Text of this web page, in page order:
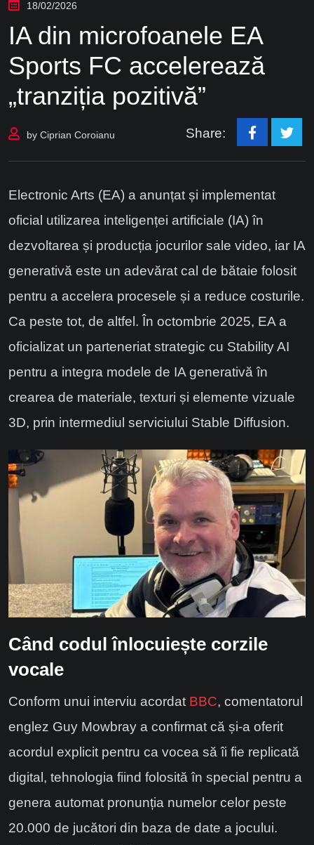
18/02/2026
IA din microfoanele EA
Sports FC accelerează
„tranziția pozitivă”
by Ciprian Coroianu Share:
Electronic Arts (EA) a anunțat și implementat
oficial utilizarea inteligenței artificiale (IA) în
dezvoltarea și producția jocurilor sale video, iar IA
generativă este un adevărat cal de bătaie folosit
pentru a accelera procesele și a reduce costurile.
Ca peste tot, de altfel. În octombrie 2025, EA a
oficializat un parteneriat strategic cu Stability AI
pentru a integra modele de IA generativă în
crearea de materiale, texturi și elemente vizuale
3D, prin intermediul serviciului Stable Diffusion.
Când codul înlocuiește corzile
vocale
Conform unui interviu acordat BBC, comentatorul
englez Guy Mowbray a confirmat că și-a oferit
acordul explicit pentru ca vocea să îi fie replicată
digital, tehnologia fiind folosită în special pentru a
genera automat pronunția numelor celor peste
20.000 de jucători din baza de date a jocului.